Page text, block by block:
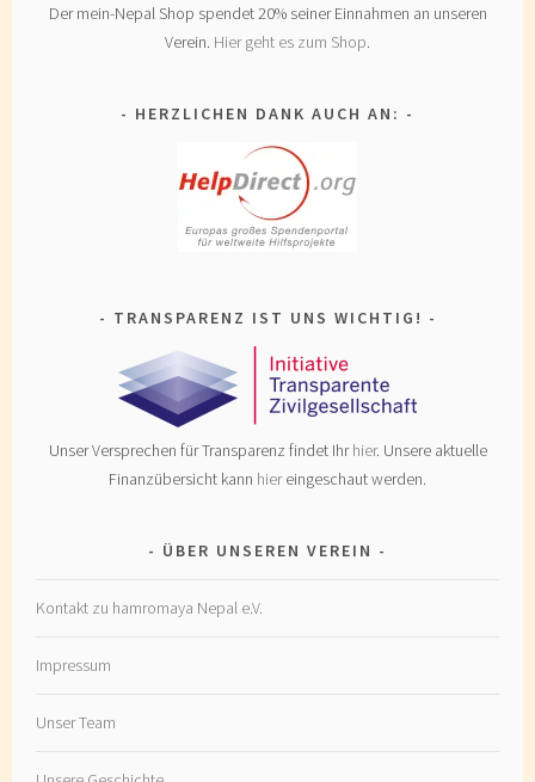
Der mein-Nepal Shop spendet 20% seiner Einnahmen an unseren
Verein. Hier geht es zum Shop.
HERZLICHEN DANK AUCH AN:
TRANSPARENZ IST UNS WICHTIG!
Unser Versprechen für Transparenz findet Ihrhier. Unsere aktuelle
Finanzübersicht kann hiereingeschaut werden.
ÜBER UNSEREN VEREIN
Kontakt zu hamromaya Nepal e.V.
Impressum
Unser Team